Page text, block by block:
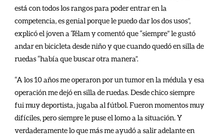
está con todos los rangos para poder entrar en la
competencia, es genial porque le puedo dar los dos usos”,
explicó el joven a Télam y comentó que “siempre” le gustó
andar en bicicleta desde niño y que cuando quedó en silla de
ruedas “había que buscar otra manera”.
“A los 10 años me operaron por un tumor en la médula y esa
operación me dejó en silla de ruedas. Desde chico siempre
fui muy deportista, jugaba al fútbol. Fueron momentos muy
difíciles, pero siempre le puse el lomo a la situación. Y
verdaderamente lo que más me ayudó a salir adelante en